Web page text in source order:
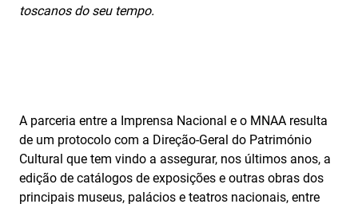
toscanos do seu tempo.
A parceria entre a Imprensa Nacional e o MNAA resulta
de um protocolo com a Direção‑Geral do Património
Cultural que tem vindo a assegurar, nos últimos anos, a
edição de catálogos de exposições e outras obras dos
principais museus, palácios e teatros nacionais, entre